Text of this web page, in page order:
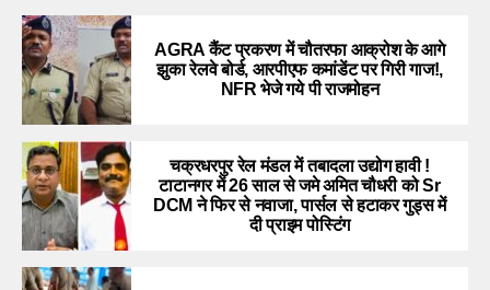
AGRA कैंट प्रकरण में चौतरफा आक्रोश के आगे
झुका रेलवे बोर्ड, आरपीएफ कमांडेंट पर गिरी गाज!,
NFR भेजे गये पी राजमोहन
चक्रधरपुर रेल मंडल में तबादला उद्योग हावी !
टाटानगर में 26 साल से जमे अमित चौधरी को Sr
DCM ने फिर से नवाजा, पार्सल से हटाकर गुड्स में
दी प्राइम पोस्टिंग